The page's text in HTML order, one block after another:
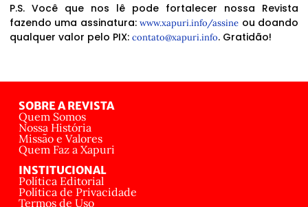
P.S. Você que nos lê pode fortalecer nossa Revista
fazendo uma assinatura:www.xapuri.info/assine ou doando
qualquer valor pelo PIX: contato@xapuri.info. Gratidão!
SOBRE A REVISTA
Quem Somos
Nossa História
Missão e Valores
Quem Faz a Xapuri
INSTITUCIONAL
Política Editorial
Política de Privacidade
Termos de Uso